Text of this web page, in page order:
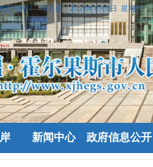
府网站！ 今天是：2026年8月8日 星期六
新闻中心 政府信息公开